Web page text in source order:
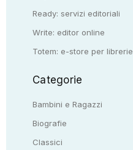
Ready: servizi editoriali
Write: editor online
Totem: e-store per librerie
Categorie
Bambini e Ragazzi
Biografie
Classici